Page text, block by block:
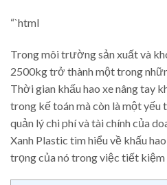
“`html
Trong môi trường sản xuất và
2500kg trở thành một trong
Thời gian khấu hao xe nâng tay
trong kế toán mà còn là một yếu
quản lý chi phí và tài chính của
Xanh Plastic tìm hiểu về khấu
trọng của nó trong việc tiết kiệm